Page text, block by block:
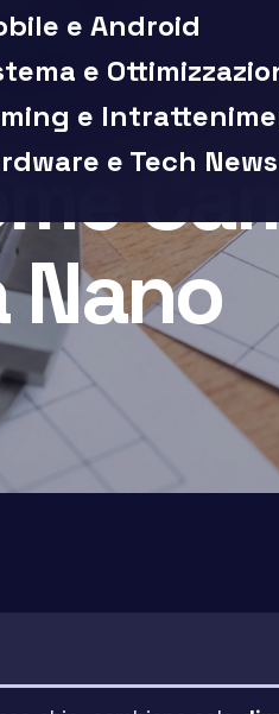
e Android
e
e
e Tech News
di lettura
Nano